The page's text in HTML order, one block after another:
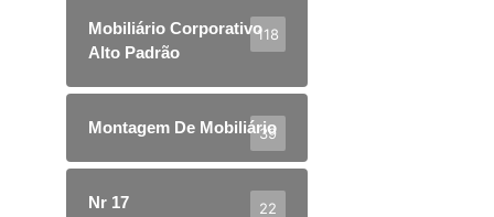
Mobiliário Corporativo
Alto Padrão
118
Montagem De Mobiliário
39
Nr 17 22